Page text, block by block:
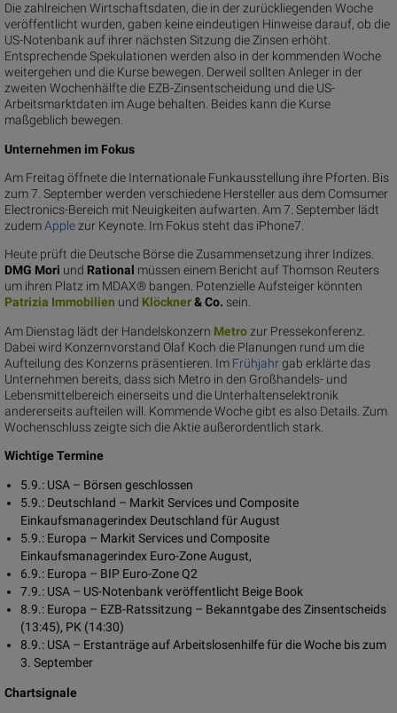
Die zahlreichen Wirtschaftsdaten, die in der zurückliegenden Woche
veröffentlicht wurden, gaben keine eindeutigen Hinweise darauf, ob die
US-Notenbank auf ihrer nächsten Sitzung die Zinsen erhöht.
Entsprechende Spekulationen werden also in der kommenden Woche
weitergehen und die Kurse bewegen. Derweil sollten Anleger in der
zweiten Wochenhälfte die EZB-Zinsentscheidung und die US-
Arbeitsmarktdaten im Auge behalten. Beides kann die Kurse
maßgeblich bewegen.
Unternehmen im Fokus
Am Freitag öffnete die Internationale Funkausstellung ihre Pforten. Bis
zum 7. September werden verschiedene Hersteller aus dem Comsumer
Electronics-Bereich mit Neuigkeiten aufwarten. Am 7. September lädt
zudemApple zur Keynote. Im Fokus steht das iPhone7.
Heute prüft die Deutsche Börse die Zusammensetzung ihrer Indizes.
DMG Mori und Rational müssen einem Bericht auf Thomson Reuters
um ihren Platz im MDAX® bangen. Potenzielle Aufsteiger könnten
Patrizia Immobilien und Klöckner& Co. sein.
Am Dienstag lädt der Handelskonzern Metro zur Pressekonferenz.
Dabei wird Konzernvorstand Olaf Koch die Planungen rund um die
Aufteilung des Konzerns präsentieren. Im Frühjahrgab erklärte das
Unternehmen bereits, dass sich Metro in den Großhandels- und
Lebensmittelbereich einerseits und die Unterhaltenselektronik
andererseits aufteilen will. Kommende Woche gibt es also Details. Zum
Wochenschluss zeigte sich die Aktie außerordentlich stark.
Wichtige Termine
5.9.: USA – Börsen geschlossen
5.9.: Deutschland – Markit Services und Composite
Einkaufsmanagerindex Deutschland für August
5.9.: Europa – Markit Services und Composite
Einkaufsmanagerindex Euro-Zone August,
6.9.: Europa – BIP Euro-Zone Q2
7.9.: USA – US-Notenbank veröffentlicht Beige Book
8.9.: Europa – EZB-Ratssitzung – Bekanntgabe des Zinsentscheids
(13:45), PK (14:30)
8.9.: USA – Erstanträge auf Arbeitslosenhilfe für die Woche bis zum
3. September
Chartsignale